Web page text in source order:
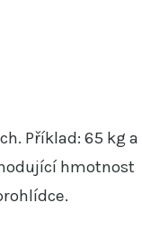
Příklad: 65 kg a
hmotnost